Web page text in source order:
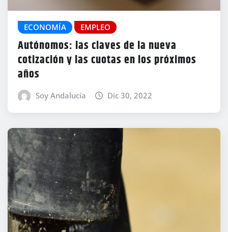
ECONOMÍA EMPLEO
Autónomos: las claves de la nueva
cotización y las cuotas en los próximos
años
Soy Andalucía Dic 30, 2022